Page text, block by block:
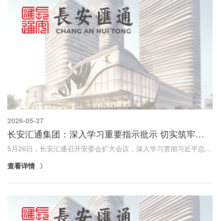
2026-05-27
长安汇通集团：深入学习重要指示批示 切实筑牢安全生产屏障
5月26日，长安汇通召开安委会扩大会议，深入学习贯彻习近平总书记重要指示和李强总理批示精神，传达省委书记赵一德、省长赵刚和省委常委、常务副省长王晓就全省安全生产工作批示精神，深刻汲取“5·22”特大瓦斯爆炸事故教训。会前，集团公司党委书记、董...
查看详情